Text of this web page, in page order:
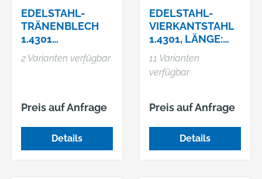
EDELSTAHL-
TRÄNENBLECH
1.4301
"MANDORLA"
2 Varianten verfügbar
Preis auf Anfrage
Details
EDELSTAHL-
VIERKANTSTAHL
1.4301, LÄNGE:
3,05 METER,
BLANK
11 Varianten
verfügbar
Preis auf Anfrage
Details